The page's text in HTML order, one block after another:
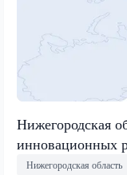
Нижегородская
инновационных
Нижегородская область